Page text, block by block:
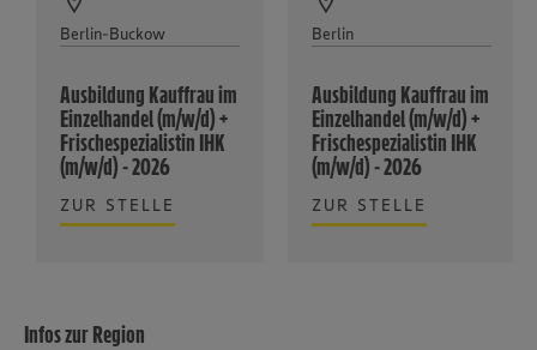
Berlin-Buckow
Ausbildung Kauffrau im
Einzelhandel (m/w/d) +
Frischespezialistin IHK
(m/w/d) - 2026
ZUR STELLE
Berlin
Ausbildung Kauffrau im
Einzelhandel (m/w/d) +
Frischespezialistin IHK
(m/w/d) - 2026
ZUR STELLE
Infos zur Region